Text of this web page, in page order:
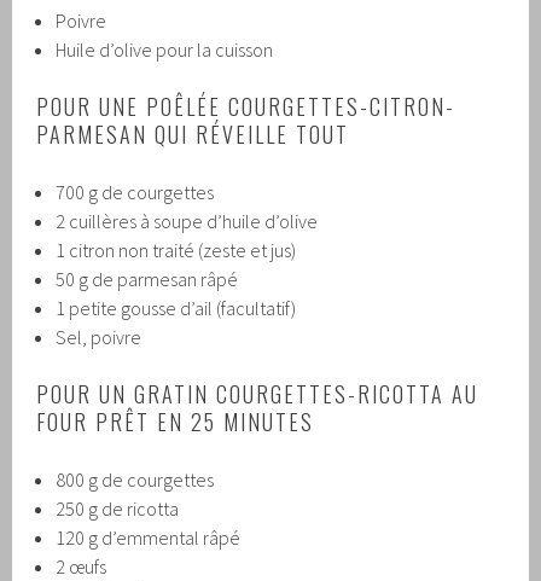
Poivre
Huile d’olive pour la cuisson
POUR UNE POÊLÉE COURGETTES-CITRON-
PARMESAN QUI RÉVEILLE TOUT
700 g de courgettes
2 cuillères à soupe d’huile d’olive
1 citron non traité (zeste et jus)
50 g de parmesan râpé
1 petite gousse d’ail (facultatif)
Sel, poivre
POUR UN GRATIN COURGETTES-RICOTTA AU
FOUR PRÊT EN 25 MINUTES
800 g de courgettes
250 g de ricotta
120 g d’emmental râpé
2 œufs